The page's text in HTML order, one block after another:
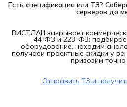
Более 100 000 позиций в
Есть спецификация или ТЗ?
серверов до
ВИСТЛАН закрывает
44-ФЗ и 223-ФЗ:
оборудование, находим
получаем проектные скидки у
привозим точно
Отправить ТЗ и